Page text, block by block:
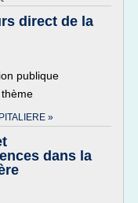
direct de la
publique
»
dans la